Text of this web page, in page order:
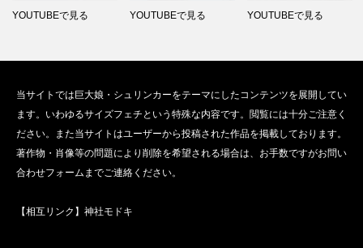
YOUTUBEで見る YOUTUBEで見る YOUTUBEで見る
当サイトでは巨大娘・シュリンカーをテーマにしたコンテンツを展開してい
ます。いわゆるサイズフェチという特殊な内容です。閲覧には十分ご注意く
ださい。また当サイトはユーザーから投稿された作品を掲載しております。
著作物・肖像等の問題により削除を希望される場合は、お手数ですがお問い
合わせフォームまでご連絡ください。
【相互リンク】 神社モドキ